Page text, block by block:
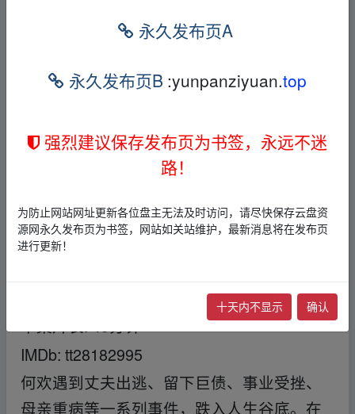
fr、om w‥ww.y un pan▁zi yu an.xy▂z
查看原图 查看原图导演: 余丁
n pan▁zi yu an.xy▂z
主演: 刘涛 / 秦海璐 / 刘宇宁 / 柴碧云 / 张铎 /
更多...
制片国家/地区: 中国大陆
语言: 汉语普通话
IMDb: tt28182995
何欢遇到丈夫出逃、留下巨债、事业受挫、
母亲重病等一系列事件，跌入人生谷底。在
永久发布页A
永久发布页B :yunpanziyuan.top
强烈建议保存发布页为书签，永远不迷
路！
为防止网站网址更新各位盘主无法及时访问，请尽快保存云盘资
源网永久发布页为书签，网站如关站维护，最新消息将在发布页
进行更新！
十天内不显示 确认